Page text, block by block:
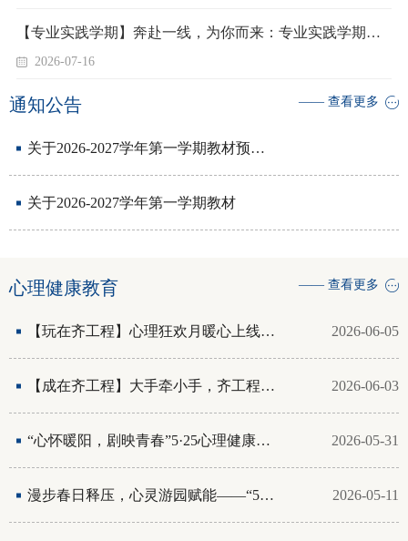
【专业实践学期】奔赴一线，为你而来：专业实践学期背后的温暖护航
2026-07-16
通知公告 —— 查看更多
关于2026-2027学年第一学期教材预定审核说明
关于2026-2027学年第一学期教材
心理健康教育 —— 查看更多
【玩在齐工程】心理狂欢月暖心上线！沉浸式育心嗨翻校园！ 2026-06-05
【成在齐工程】大手牵小手，齐工程暖心播洒阳光！ 2026-06-03
“心怀暖阳，剧映青春”5·25心理健康月圆满闭幕 2026-05-31
漫步春日释压，心灵游园赋能——“525心理健康月”开幕式暨心... 2026-05-11